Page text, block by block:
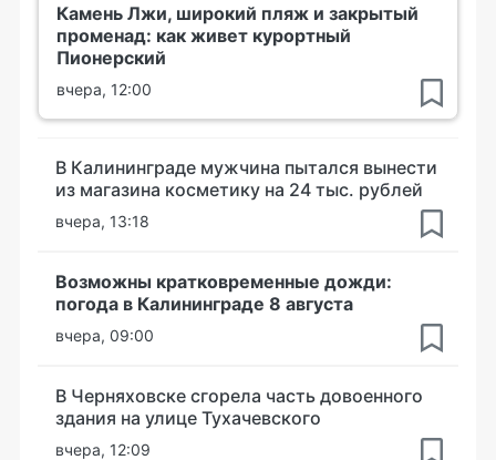
Камень Лжи, широкий пляж и закрытый
променад: как живет курортный
Пионерский
вчера, 12:00
В Калининграде мужчина пытался вынести
из магазина косметику на 24 тыс. рублей
вчера, 13:18
Возможны кратковременные дожди:
погода в Калининграде 8 августа
вчера, 09:00
В Черняховске сгорела часть довоенного
здания на улице Тухачевского
вчера, 12:09